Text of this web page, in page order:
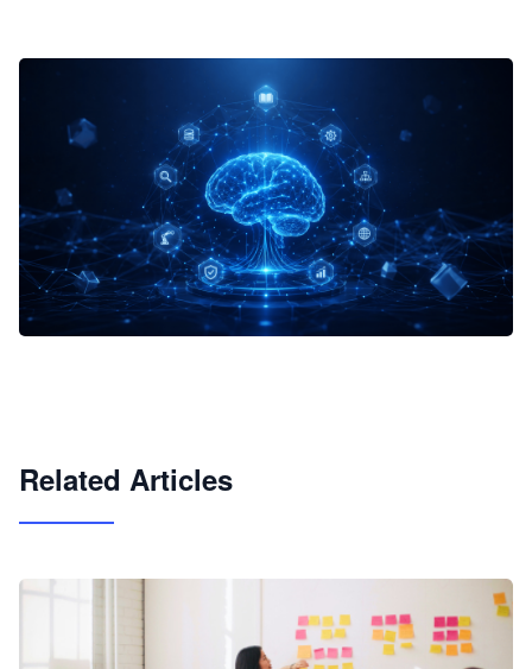
Related Articles